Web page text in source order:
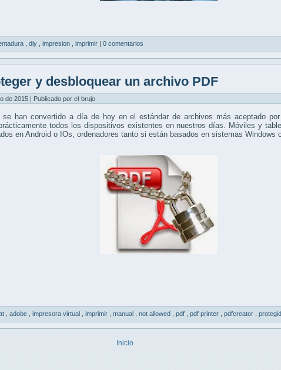
diy impresion imprimir 0 comentarios
y desbloquear un archivo PDF
de 2015 | Publicado por el-brujo
se han convertido a día de hoy en el estándar de archivos más aceptado
todos los dispositivos existentes en nuestros días. Móviles y
en Android o IOs, ordenadores tanto si están basados en sistemas Windows
adobe impresora virtual imprimir manual not allowed pdf pdf printer pdfcreator
Inicio